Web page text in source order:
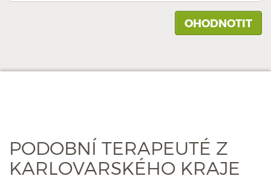
PODOBNÍ TERAPEUTÉ Z
KARLOVARSKÉHO KRAJE